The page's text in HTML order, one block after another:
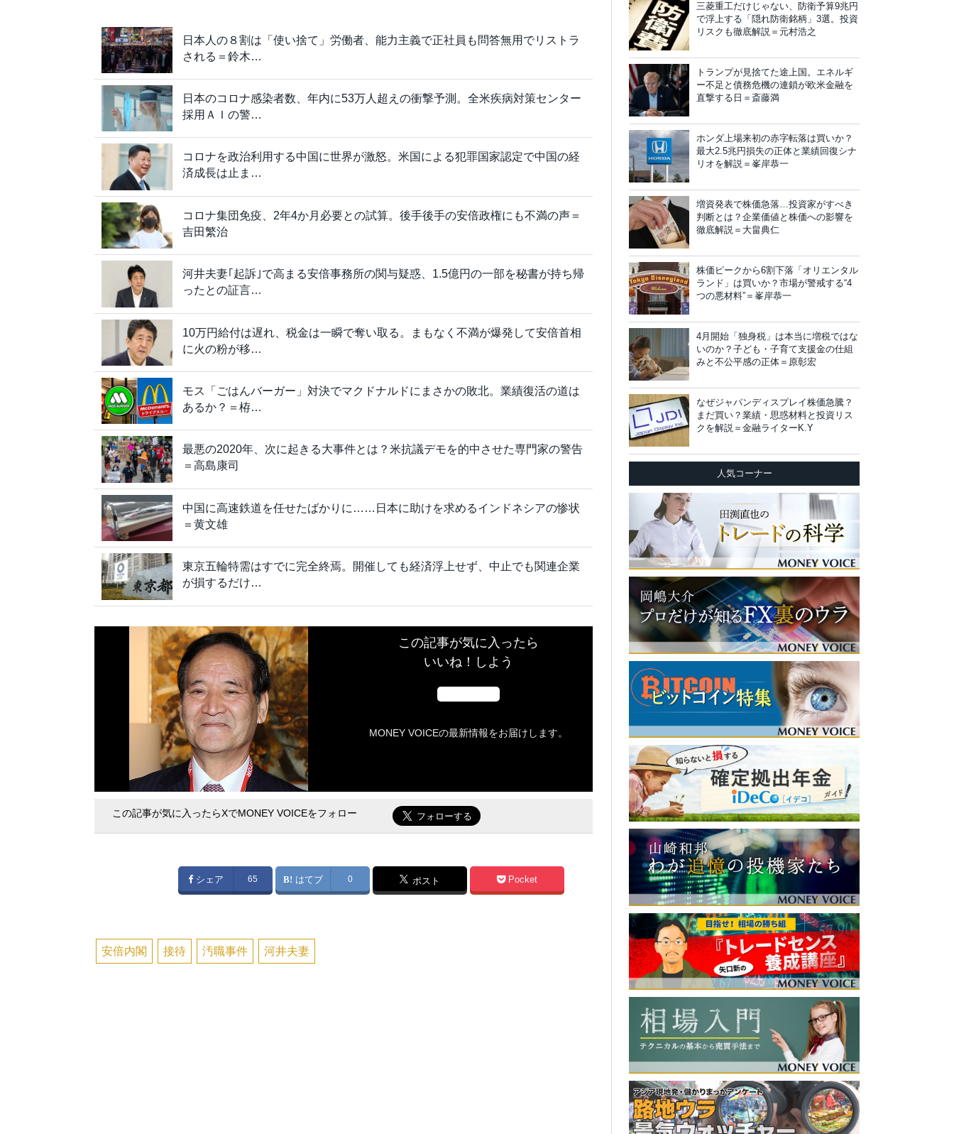
日本人の８割は「使い捨て」労働者、能力主義で正社員も問答無用でリストラ
される＝鈴木…
日本のコロナ感染者数、年内に53万人超えの衝撃予測。全米疾病対策センター
採用ＡＩの警…
コロナを政治利用する中国に世界が激怒。米国による犯罪国家認定で中国の経
済成長は止ま…
コロナ集団免疫、2年4か月必要との試算。後手後手の安倍政権にも不満の声＝
吉田繁治
河井夫妻｢起訴｣で高まる安倍事務所の関与疑惑、1.5億円の一部を秘書が持ち帰
ったとの証言…
10万円給付は遅れ、税金は一瞬で奪い取る。まもなく不満が爆発して安倍首相
に火の粉が移…
モス「ごはんバーガー」対決でマクドナルドにまさかの敗北。業績復活の道は
あるか？＝栫…
最悪の2020年、次に起きる大事件とは？米抗議デモを的中させた専門家の警告
＝高島康司
中国に高速鉄道を任せたばかりに……日本に助けを求めるインドネシアの惨状
＝黄文雄
東京五輪特需はすでに完全終焉。開催しても経済浮上せず、中止でも関連企業
が損するだけ…
この記事が気に入ったら
いいね！しよう
MONEY VOICEの最新情報をお届けします。
この記事が気に入ったらXでMONEY VOICEをフォロー
シェア 65 はてブ 0 ポスト Pocket
安倍内閣 接待 汚職事件 河井夫妻
三菱重工だけじゃない、防衛予算9兆円
で浮上する「隠れ防衛銘柄」3選。投資
リスクも徹底解説＝元村浩之
トランプが見捨てた途上国。エネルギ
ー不足と債務危機の連鎖が欧米金融を
直撃する日＝斎藤満
ホンダ上場来初の赤字転落は買いか？
最大2.5兆円損失の正体と業績回復シナ
リオを解説＝峯岸恭一
増資発表で株価急落…投資家がすべき
判断とは？企業価値と株価への影響を
徹底解説＝大畠典仁
株価ピークから6割下落「オリエンタル
ランド」は買いか？市場が警戒する“4
つの悪材料”＝峯岸恭一
4月開始「独身税」は本当に増税ではな
いのか？子ども・子育て支援金の仕組
みと不公平感の正体＝原彰宏
なぜジャパンディスプレイ株価急騰？
まだ買い？業績・思惑材料と投資リス
クを解説＝金融ライターK.Y
人気コーナー